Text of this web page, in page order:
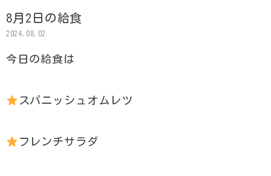
8月2日の給食
2024.08.02
今日の給食は
スパニッシュオムレツ
フレンチサラダ